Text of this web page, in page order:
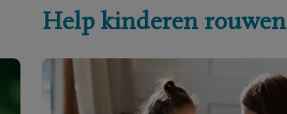
Help kinderen rouwen